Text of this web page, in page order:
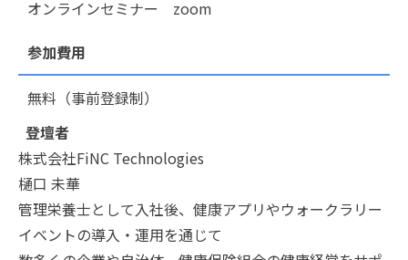
オンラインセミナー zoom
参加費用
無料（事前登録制）
登壇者
株式会社FiNC Technologies
樋口 未華
管理栄養士として入社後、健康アプリやウォークラリー
イベントの導入・運用を通じて